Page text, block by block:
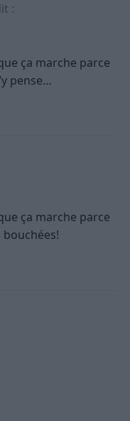
:
ça marche parce
pense…
ça marche parce
bouchées!